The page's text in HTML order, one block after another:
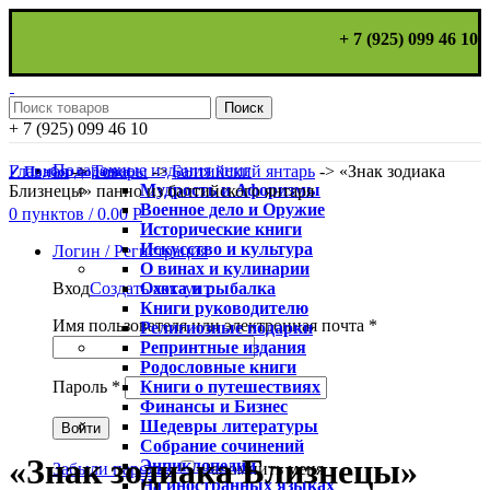
+ 7 (925) 099 46 10
Поиск
+ 7 (925) 099 46 10
✓ Подбор подарка
0 пунктов / 0.00 Р
Логин / Регистрация
ВходСоздать аккаунт
Имя пользователя или электронная почта *
Пароль *
Войти
Забыли пароль?
Запомнить меня
Подарочные издания книг
Мудрость и Афоризмы
Военное дело и Оружие
Исторические книги
Искусство и культура
О винах и кулинарии
Охота и рыбалка
Книги руководителю
Религиозные подарки
Репринтные издания
Родословные книги
Книги о путешествиях
Финансы и Бизнес
Шедевры литературы
Собрание сочинений
Энциклопедии
На иностранных языках
Главная->Товары->Балтийский янтарь -> «Знак зодиака
Близнецы» панно из балтийского янтаря
Увеличить
«Знак зодиака Близнецы»